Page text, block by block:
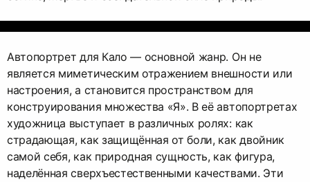
Автопортрет для Кало — основной жанр. Он не
является миметическим отражением внешности или
настроения, а становится пространством для
конструирования множества «Я». В её автопортретах
художница выступает в различных ролях: как
страдающая, как защищённая от боли, как двойник
самой себя, как природная сущность, как фигура,
наделённая сверхъестественными качествами. Эти